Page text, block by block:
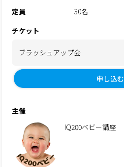
定員
30名
チケット
ブラッシュアップ会
申し込む
主催
IQ200ベビー講座